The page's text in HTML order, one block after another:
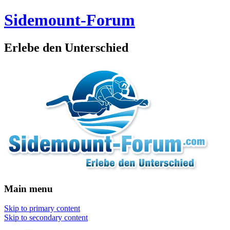
Sidemount-Forum
Erlebe den Unterschied
Main menu
Skip to primary content
Skip to secondary content